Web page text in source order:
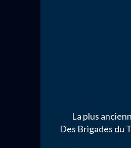
La plus
Des Brigades du